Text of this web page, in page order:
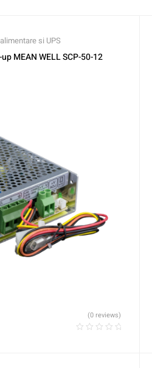
si UPS
MEAN WELL SCP-50-12
(0 reviews)